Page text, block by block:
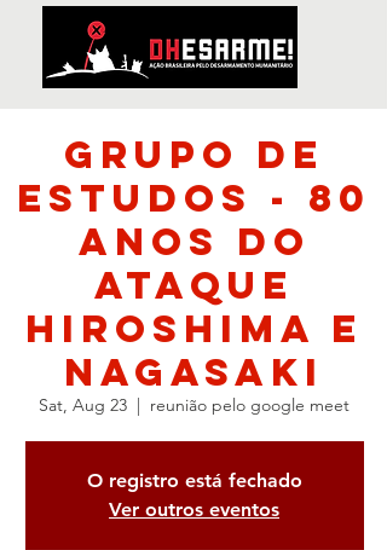
Grupo de
Estudos - 80
anos do
Ataque
Hiroshima e
Nagasaki
Sat, Aug 23
  |
reunião pelo google meet
O registro está fechado
Ver outros eventos